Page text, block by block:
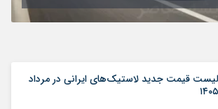
لیست قیمت جدید لاستیک‌های ایرانی در مرداد
۱۴۰۵